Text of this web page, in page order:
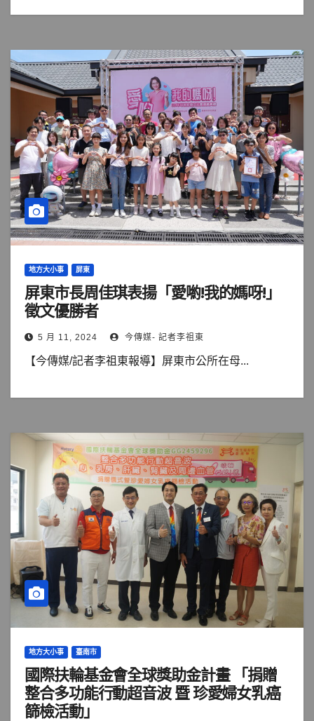
地方大小事 屏東
屏東市長周佳琪表揚「愛喲!我的媽呀!」
徵文優勝者
5 月 11, 2024 今傳媒- 記者李祖東
【今傳媒/記者李祖東報導】屏東市公所在母...
地方大小事 臺南市
國際扶輪基金會全球獎助金計畫 「捐贈
整合多功能行動超音波 暨 珍愛婦女乳癌
篩檢活動」